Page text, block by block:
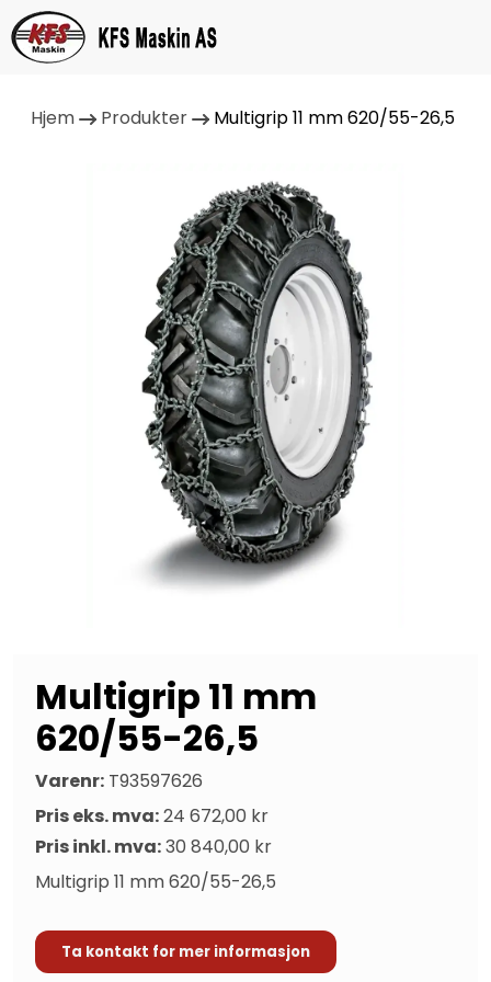
Hjem Produkter Multigrip 11 mm 620/55-26,5
Multigrip 11 mm
620/55-26,5
Varenr: T93597626
Pris eks. mva:24 672,00 kr
Pris inkl. mva:30 840,00 kr
Multigrip 11 mm 620/55-26,5
Ta kontakt for mer informasjon